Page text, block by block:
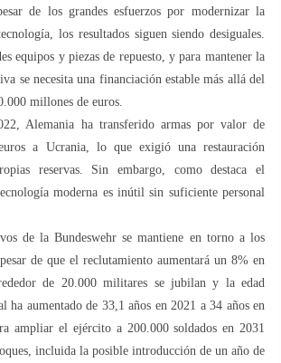
de los grandes esfuerzos por modernizar la
los resultados siguen siendo desiguales.
equipos y piezas de repuesto, y para mantener la
se necesita una financiación estable más allá del
millones de euros.
Alemania ha transferido armas por valor de
a Ucrania, lo que exigió una restauración
reservas. Sin embargo, como destaca el
moderna es inútil sin suficiente personal
de la Bundeswehr se mantiene en torno a los
de que el reclutamiento aumentará un 8% en
de 20.000 militares se jubilan y la edad
ha aumentado de 33,1 años en 2021 a 34 años en
ampliar el ejército a 200.000 soldados en 2031
incluida la posible introducción de un año de